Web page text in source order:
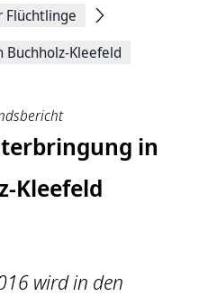
Flüchtlinge
Kleefeld
in
Kleefeld
wird in den